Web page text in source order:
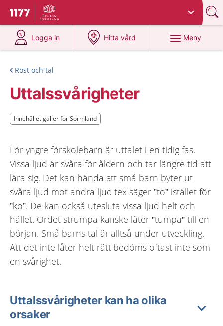
Till startsidan för 1177
Du har valt region
Logga in
på 1177.se
Hitta vård
på 1177.se
Meny
Röst och tal
Uttalssvårigheter
Innehållet gäller för Sörmland
Innehållet gäller för Sörmland
För yngre förskolebarn är uttalet i en tidig fas.
Vissa ljud är svåra för åldern och tar längre tid att
lära sig. Det kan hända att små barn byter ut
svåra ljud mot andra ljud tex säger ”to” istället för
”ko”. De kan också utesluta vissa ljud helt och
hållet. Ordet strumpa kanske låter ”tumpa” till en
början. Små barns tal är alltså under utveckling.
Att det inte låter helt rätt bedöms oftast inte som
en svårighet.
Uttalssvårigheter kan ha olika
orsaker